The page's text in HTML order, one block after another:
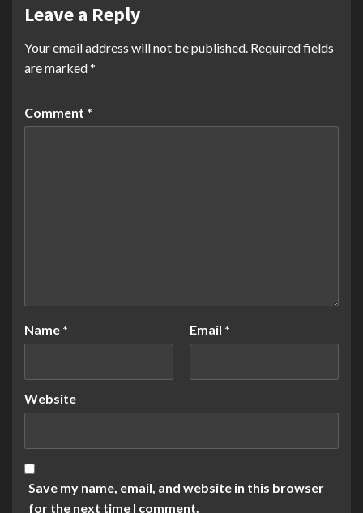
Leave a Reply
Your email address will not be published. Required fields
are marked*
Comment *
Name * Email *
Website
Save my name, email, and website in this browser
for the next time I comment.